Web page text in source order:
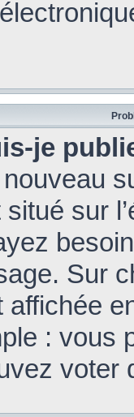
je
sur
Sur
: vous
voter